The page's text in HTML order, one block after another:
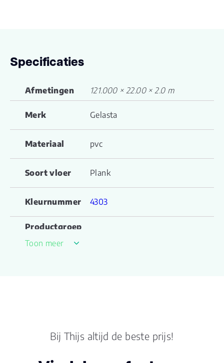
Specificaties
Afmetingen 121.000 × 22.00 × 2.0 m
Merk Gelasta
Materiaal pvc
Soort vloer Plank
Kleurnummer 4303
Productgroep
naam
3.3400
Toon meer
Bij Thijs altijd de beste prijs!